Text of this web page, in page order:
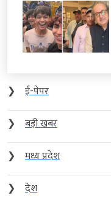
❯
ई-पेपर
❯
बड़ी खबर
❯
मध्य प्रदेश
❯
देश